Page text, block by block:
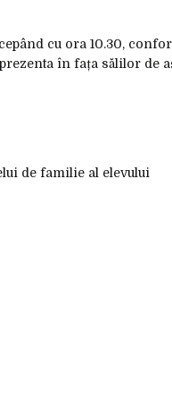
cu ora 10.30,
în fața sălilor de
de familie al elevului